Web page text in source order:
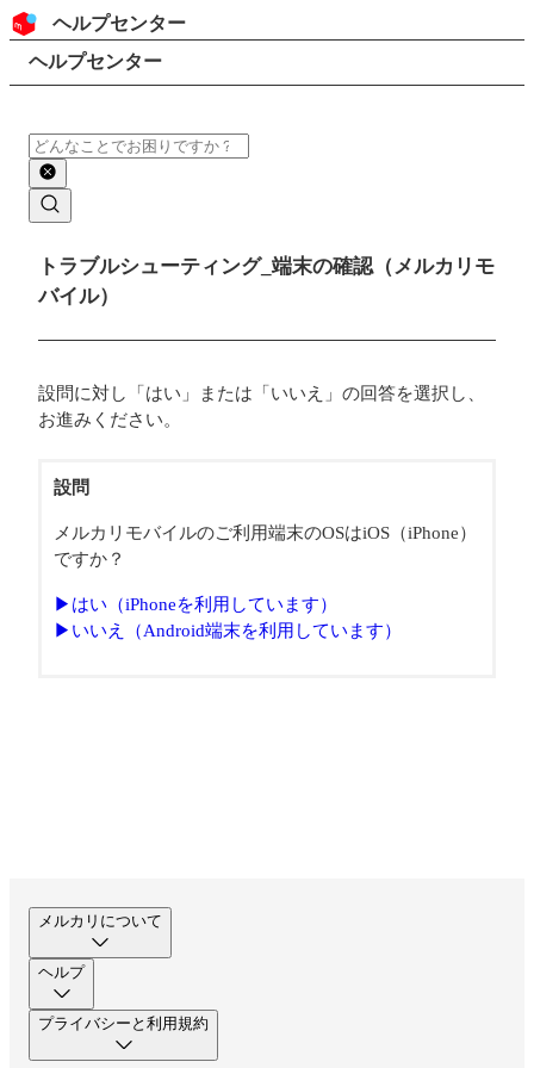
コンテンツにスキップ
ヘッダー
ヘルプセンター
検索
パンくずリスト
ヘルプセンター
検索
メインコンテンツ
トラブルシューティング_端末の確認（メルカリモ
バイル）
設問に対し「はい」または「いいえ」の回答を選択し、
お進みください。
設問
メルカリモバイルのご利用端末のOSはiOS（iPhone）
ですか？
▶はい（iPhoneを利用しています）
▶いいえ（Android端末を利用しています）
メルカリについて
ヘルプ
プライバシーと利用規約